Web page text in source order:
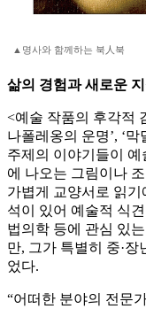
▲명사와 함께하는 북人북
삶의 경험과 새로운
<예술 작품의 후각적
나폴레옹의 운명’, ‘
주제의 이야기들이
에 나오는 그림이나
가볍게 교양서로 읽
석이 있어 예술적 식
법의학 등에 관심 있
만, 그가 특별히 중·
었다.
“어떠한 분야의 전문